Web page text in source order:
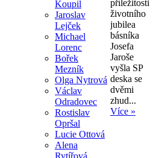
Koupil
Jaroslav
Lejček
Michael
Lorenc
Bořek
Mezník
Olga Nytrová
Václav
Odradovec
Rostislav
Opršal
Lucie Ottová
Alena
Rytířová
příležitosti
životního
jubilea
básníka
Josefa
Jaroše
vyšla SP
deska se
dvěmi
zhud...
Více »